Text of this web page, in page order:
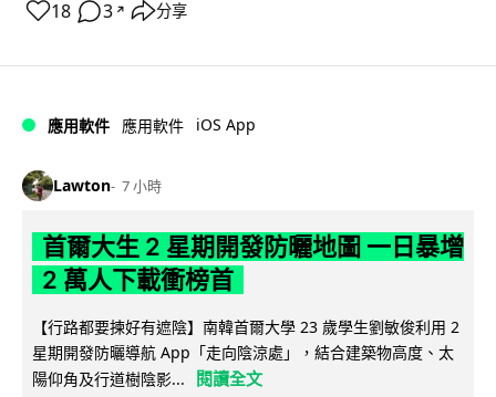
18 3 ↗ 分享
應用軟件 應用軟件 iOS App
Lawton 7 小時
首爾大生 2 星期開發防曬地圖 一日暴增
2 萬人下載衝榜首
【行路都要揀好有遮陰】南韓首爾大學 23 歲學生劉敏俊利用 2
星期開發防曬導航 App「走向陰涼處」，結合建築物高度、太
陽仰角及行道樹陰影...
閱讀全文